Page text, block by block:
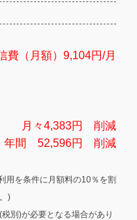
費（月額）9,104円/月
月々4,383円 削減
年間 52,596円 削減
用を条件に月額料の10％を割
)
別)が必要となる場合があり